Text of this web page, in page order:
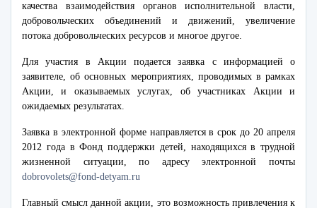
качества взаимодействия органов исполнительной власти,
добровольческих объединений и движений, увеличение
потока добровольческих ресурсов и многое другое.
Для участия в Акции подается заявка с информацией о
заявителе, об основных мероприятиях, проводимых в рамках
Акции, и оказываемых услугах, об участниках Акции и
ожидаемых результатах.
Заявка в электронной форме направляется в срок до 20 апреля
2012 года в Фонд поддержки детей, находящихся в трудной
жизненной ситуации, по адресу электронной почты
dobrovolets@fond-detyam.ru
Главный смысл данной акции, это возможность привлечения к